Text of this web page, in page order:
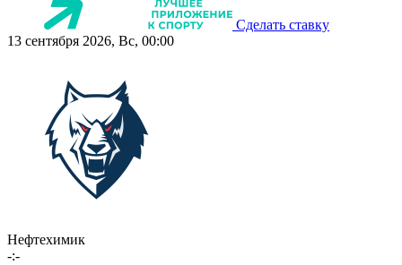
Сделать ставку
13 сентября 2026, Вс, 00:00
Нефтехимик
-:-